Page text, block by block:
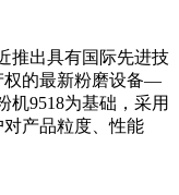
推出具有国际先进技
权的最新粉磨设备—
机9518为基础，采用
产品粒度、性能